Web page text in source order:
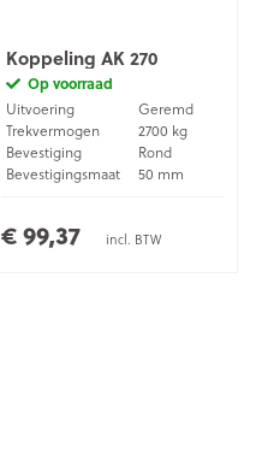
Koppeling AK 270
Op voorraad
Uitvoering
Geremd
Trekvermogen
2700 kg
Bevestiging
Rond
Bevestigingsmaat
50 mm
€ 99,37 incl. BTW